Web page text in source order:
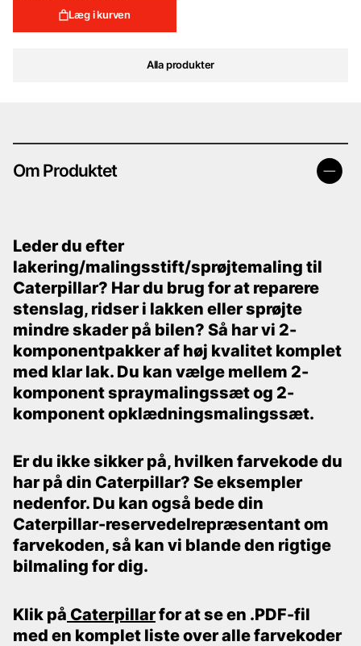
Alla produkter
Læg i kurven
Om Produktet
Leder du efter
lakering/malingsstift/sprøjtemaling til
Caterpillar? Har du brug for at reparere
stenslag, ridser i lakken eller sprøjte
mindre skader på bilen? Så har vi 2-
komponentpakker af høj kvalitet komplet
med klar lak. Du kan vælge mellem 2-
komponent spraymalingssæt og 2-
komponent opklædningsmalingssæt.
Er du ikke sikker på, hvilken farvekode du
har på din Caterpillar? Se eksempler
nedenfor. Du kan også bede din
Caterpillar-reservedelrepræsentant om
farvekoden, så kan vi blande den rigtige
bilmaling for dig.
Klik på Caterpillarfor at se en .PDF-fil
med en komplet liste over alle farvekoder